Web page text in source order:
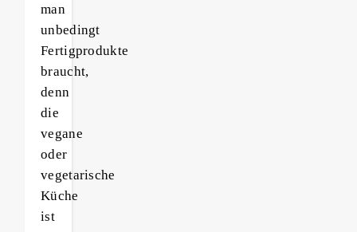
man
unbedingt
Fertigprodukte
braucht,
denn
die
vegane
oder
vegetarische
Küche
ist